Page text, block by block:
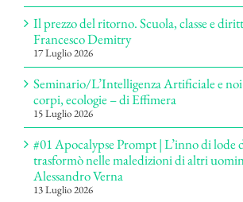
Il prezzo del ritorno. Scuola, classe e
Francesco Demitry
17 Luglio 2026
Seminario/L’Intelligenza Artificiale e
corpi, ecologie – di Effimera
15 Luglio 2026
#01 Apocalypse Prompt | L’inno di lode
trasformò nelle maledizioni di altri
Alessandro Verna
13 Luglio 2026